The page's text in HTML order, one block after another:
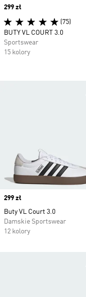
Price
299 zł
Buty VL Court 3.0
Damskie Sportswear
12 kolory
Price
299 zł
(75)
BUTY VL COURT 3.0
Sportswear
15 kolory